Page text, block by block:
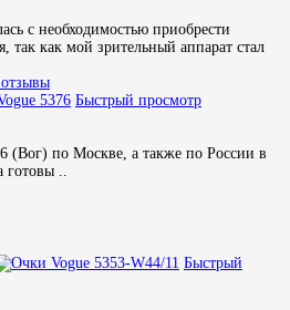
с необходимостью приобрести
так как мой зрительный аппарат стал
Быстрый просмотр
(Вог) по Москве, а также по России в
..
Быстрый